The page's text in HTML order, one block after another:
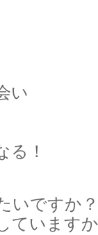
い
る！
いですか？
ています